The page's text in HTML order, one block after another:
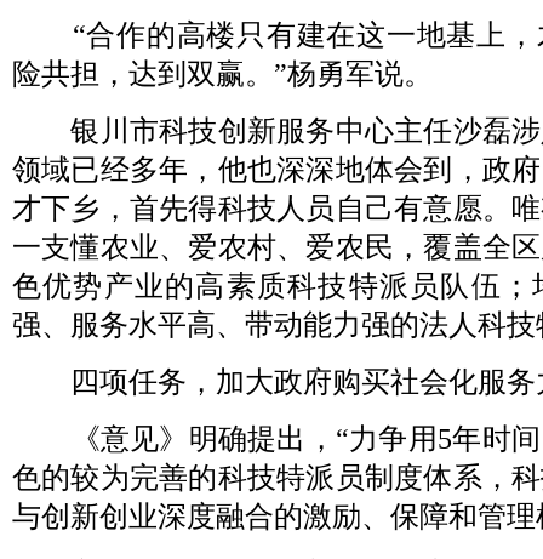
“合作的高楼只有建在这一地基上，
险共担，达到双赢。”杨勇军说。
银川市科技创新服务中心主任沙磊涉
领域已经多年，他也深深地体会到，政
才下乡，首先得科技人员自己有意愿。
一支懂农业、爱农村、爱农民，覆盖全
色优势产业的高素质科技特派员队伍；
强、服务水平高、带动能力强的法人科
四项任务，加大政府购买社会化服务
《意见》明确提出，“力争用5年时间
色的较为完善的科技特派员制度体系，
与创新创业深度融合的激励、保障和管